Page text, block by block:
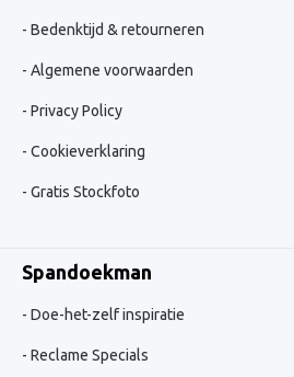
Bedenktijd & retourneren
Algemene voorwaarden
Privacy Policy
Cookieverklaring
Gratis Stockfoto
Spandoekman
Doe-het-zelf inspiratie
Reclame Specials